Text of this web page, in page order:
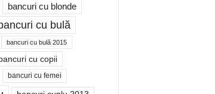
bancuri cu blonde
cu bulă
bancuri cu bulă 2015
cu copii
bancuri cu femei